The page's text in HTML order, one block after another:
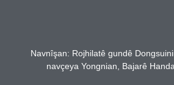
Navnîşan: Rojhilatê gundê
navçeya Yongnian, Bajarê